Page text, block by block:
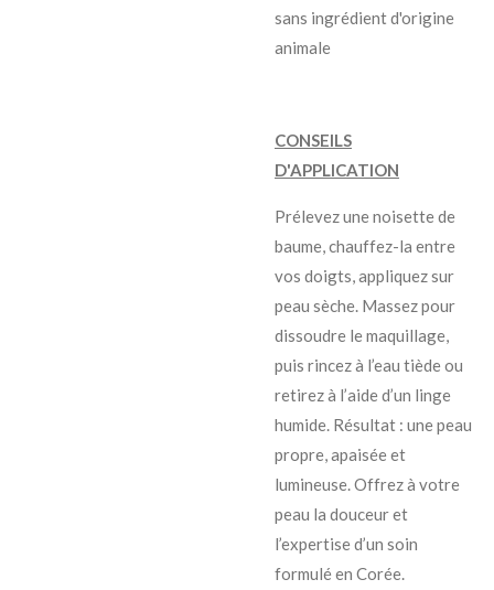
sans ingrédient d'origine
animale
CONSEILS
D'APPLICATION
Prélevez une noisette de
baume, chauffez-la entre
vos doigts, appliquez sur
peau sèche. Massez pour
dissoudre le maquillage,
puis rincez à l’eau tiède ou
retirez à l’aide d’un linge
humide. Résultat : une peau
propre, apaisée et
lumineuse. Offrez à votre
peau la douceur et
l’expertise d’un soin
formulé en Corée.